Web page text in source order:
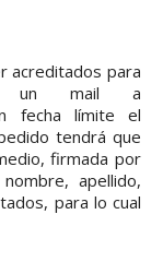
acreditados para
un mail a
fecha límite el
tendrá que
firmada por
apellido,
para lo cual